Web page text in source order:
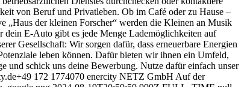
von Beruf und Privatleben. Ob im Café oder zu Hause –
der kleinen Forscher“ werden die Kleinen an Musik
dein E-Auto gibt es jede Menge Lademöglichkeiten auf
Gesellschaft: Wir sorgen dafür, dass erneuerbare Energien
leben können. Dafür bieten wir ihnen ein Umfeld,
und schick uns deine Bewerbung. Nutze dafür einfach unser
172 1774070 enercity NETZ GmbH Auf der